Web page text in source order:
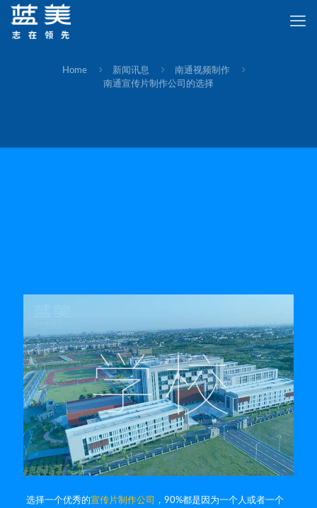
Home 新闻讯息
南通视频制作
南通宣传片制作公司的选择
选择一个优秀的宣传片制作公司
，90%都是因为一个人或者一个